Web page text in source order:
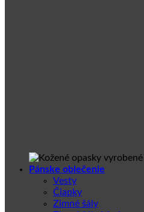
Pánske oblečenie
Vesty
Čiapky
Zimné šály